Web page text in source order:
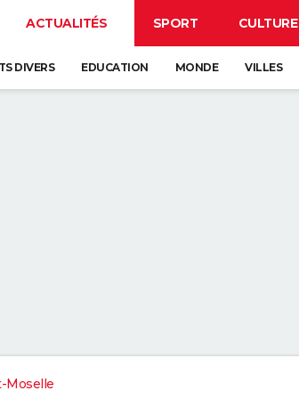
ACTUALITÉS SPORT CULTURE
DIVERS EDUCATION MONDE VILLES
Moselle